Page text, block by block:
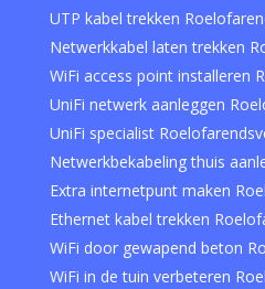
UTP kabel trekken
Netwerkkabel laten trekken
WiFi access point installeren
UniFi netwerk aanleggen
UniFi specialist
Netwerkbekabeling thuis
Extra internetpunt maken
Ethernet kabel trekken
WiFi door gewapend beton
WiFi in de tuin verbeteren